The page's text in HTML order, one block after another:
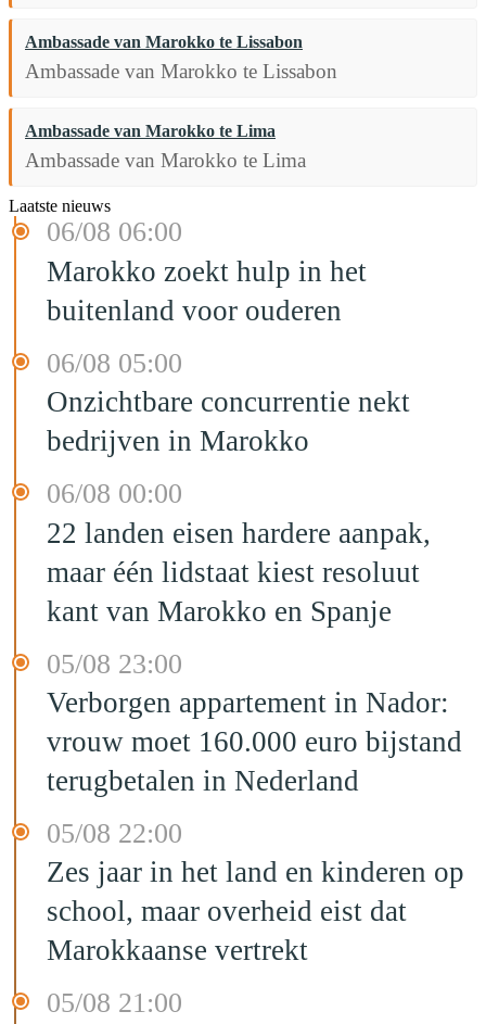
Ambassade van Marokko te Lissabon
Ambassade van Marokko te Lissabon
Ambassade van Marokko te Lima
Ambassade van Marokko te Lima
Laatste nieuws
06/08 06:00
Marokko zoekt hulp in het
buitenland voor ouderen
06/08 05:00
Onzichtbare concurrentie nekt
bedrijven in Marokko
06/08 00:00
22 landen eisen hardere aanpak,
maar één lidstaat kiest resoluut
kant van Marokko en Spanje
05/08 23:00
Verborgen appartement in Nador:
vrouw moet 160.000 euro bijstand
terugbetalen in Nederland
05/08 22:00
Zes jaar in het land en kinderen op
school, maar overheid eist dat
Marokkaanse vertrekt
05/08 21:00